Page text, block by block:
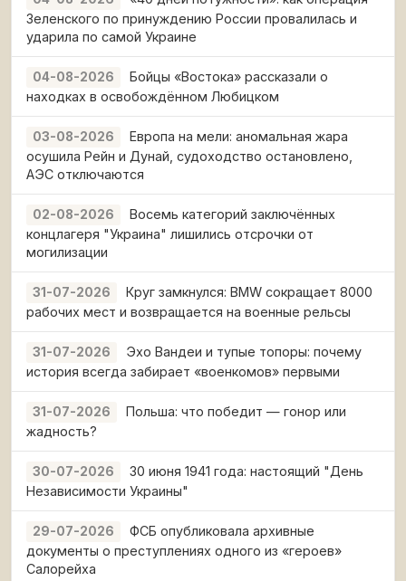
Зеленского по принуждению России провалилась и
ударила по самой Украине
04-08-2026
Бойцы «Востока» рассказали о
находках в освобождённом Любицком
03-08-2026
Европа на мели: аномальная жара
осушила Рейн и Дунай, судоходство остановлено,
АЭС отключаются
02-08-2026
Восемь категорий заключённых
концлагеря "Украина" лишились отсрочки от
могилизации
31-07-2026
Круг замкнулся: BMW сокращает 8000
рабочих мест и возвращается на военные рельсы
31-07-2026
Эхо Вандеи и тупые топоры: почему
история всегда забирает «военкомов» первыми
31-07-2026
Польша: что победит — гонор или
жадность?
30-07-2026
30 июня 1941 года: настоящий "День
Независимости Украины"
29-07-2026
ФСБ опубликовала архивные
документы о преступлениях одного из «героев»
Салорейха